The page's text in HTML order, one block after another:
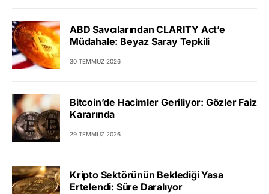
ABD Savcılarından CLARITY Act’e
Müdahale: Beyaz Saray Tepkili
30 TEMMUZ 2026
Bitcoin’de Hacimler Geriliyor: Gözler Faiz
Kararında
29 TEMMUZ 2026
Kripto Sektörünün Beklediği Yasa
Ertelendi: Süre Daralıyor